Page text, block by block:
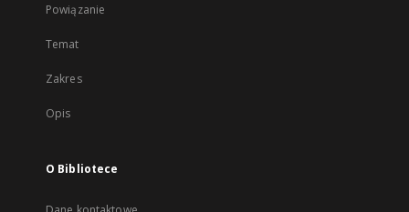
Powiązanie
Temat
Zakres
Opis
O Bibliotece